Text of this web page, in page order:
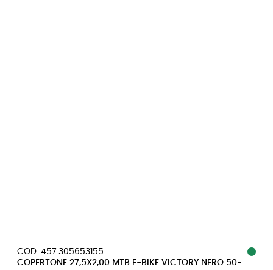
COD. 457.305653155
COPERTONE 27,5X2,00 MTB E-BIKE VICTORY NERO 50-